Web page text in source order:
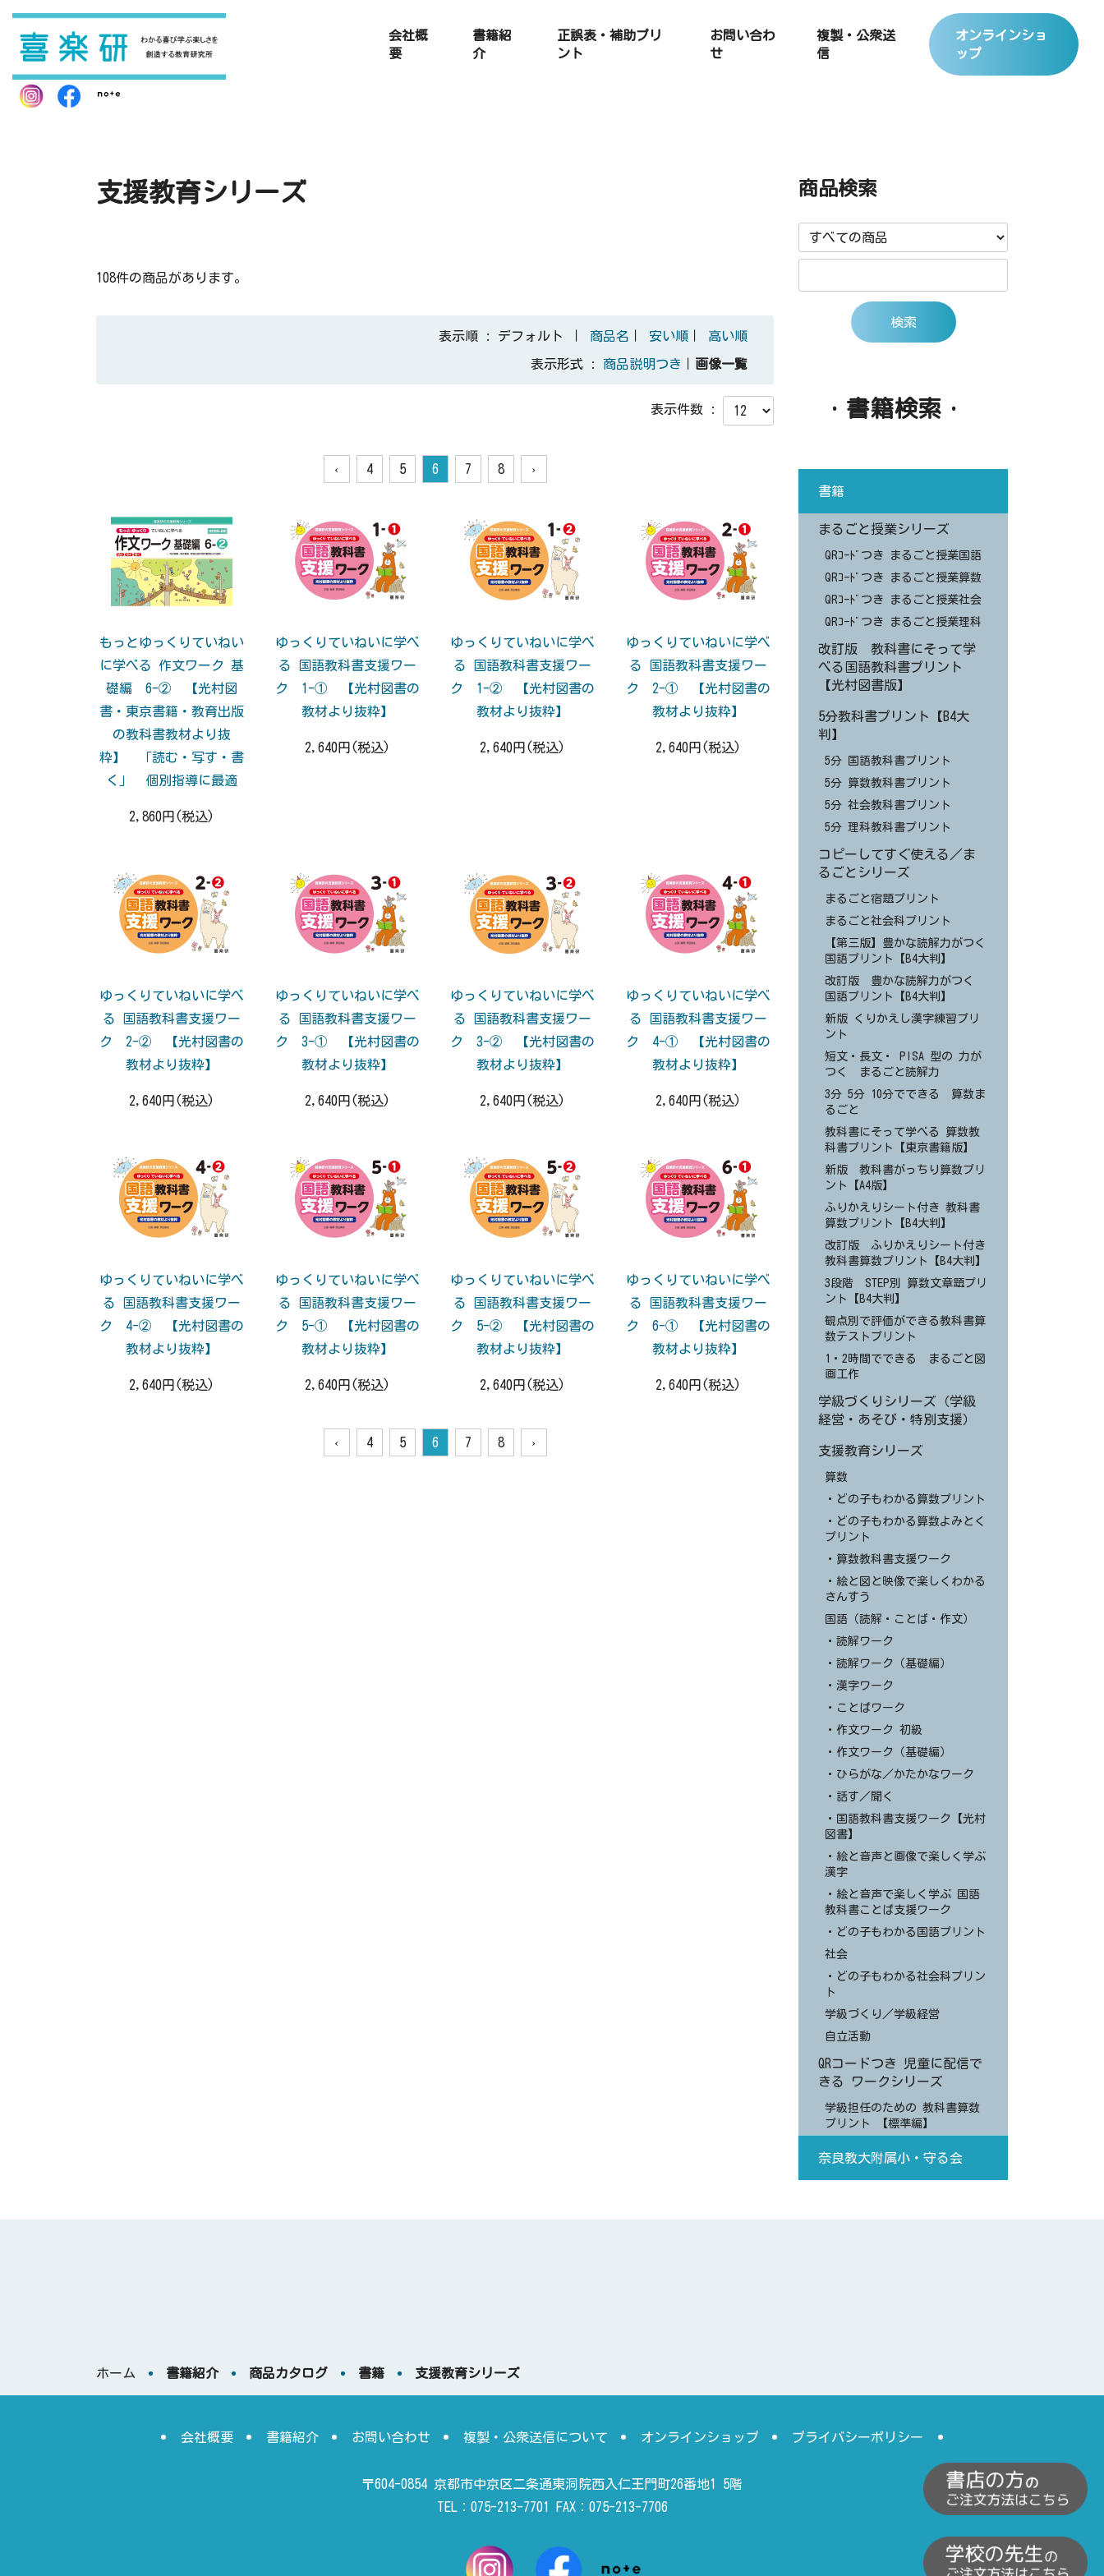
会社概
要
書籍紹
介
正誤表・補助プリ
ント
お問い合わ
せ
複製・公衆送
信
オンラインショ
ップ
支援教育シリーズ
108件の商品があります。
表示順 : デフォルト ｜ 商品名 安い順 高い順
表示形式 : 商品説明つき 画像一覧
表示件数 :
‹ 4 5 6 7 8 ›
もっとゆっくりていねい
に学べる 作文ワーク 基
礎編 6-② 【光村図
書・東京書籍・教育出版
の教科書教材より抜
粋】 「読む・写す・書
く」 個別指導に最適
2,860円(税込)
ゆっくりていねいに学べ
る 国語教科書支援ワー
ク 1-① 【光村図書の
教材より抜粋】
2,640円(税込)
ゆっくりていねいに学べ
る 国語教科書支援ワー
ク 1-② 【光村図書の
教材より抜粋】
2,640円(税込)
ゆっくりていねいに学べ
る 国語教科書支援ワー
ク 2-① 【光村図書の
教材より抜粋】
2,640円(税込)
ゆっくりていねいに学べ
る 国語教科書支援ワー
ク 2-② 【光村図書の
教材より抜粋】
2,640円(税込)
ゆっくりていねいに学べ
る 国語教科書支援ワー
ク 3-① 【光村図書の
教材より抜粋】
2,640円(税込)
ゆっくりていねいに学べ
る 国語教科書支援ワー
ク 3-② 【光村図書の
教材より抜粋】
2,640円(税込)
ゆっくりていねいに学べ
る 国語教科書支援ワー
ク 4-① 【光村図書の
教材より抜粋】
2,640円(税込)
ゆっくりていねいに学べ
る 国語教科書支援ワー
ク 4-② 【光村図書の
教材より抜粋】
2,640円(税込)
ゆっくりていねいに学べ
る 国語教科書支援ワー
ク 5-① 【光村図書の
教材より抜粋】
2,640円(税込)
ゆっくりていねいに学べ
る 国語教科書支援ワー
ク 5-② 【光村図書の
教材より抜粋】
2,640円(税込)
ゆっくりていねいに学べ
る 国語教科書支援ワー
ク 6-① 【光村図書の
教材より抜粋】
2,640円(税込)
‹ 4 5 6 7 8 ›
商品検索
・書籍検索・
書籍
まるごと授業シリーズ
QRｺｰﾄﾞつき まるごと授業国語
QRｺｰﾄﾞつき まるごと授業算数
QRｺｰﾄﾞつき まるごと授業社会
QRｺｰﾄﾞつき まるごと授業理科
改訂版 教科書にそって学
べる国語教科書プリント
【光村図書版】
5分教科書プリント【B4大
判】
5分 国語教科書プリント
5分 算数教科書プリント
5分 社会教科書プリント
5分 理科教科書プリント
コピーしてすぐ使える／ま
るごとシリーズ
まるごと宿題プリント
まるごと社会科プリント
【第三版】豊かな読解力がつく
国語プリント【B4大判】
改訂版 豊かな読解力がつく
国語プリント【B4大判】
新版 くりかえし漢字練習プリ
ント
短文・長文・ PISA 型の 力が
つく まるごと読解力
3分 5分 10分でできる 算数ま
るごと
教科書にそって学べる 算数教
科書プリント【東京書籍版】
新版 教科書がっちり算数プリ
ント【A4版】
ふりかえりシート付き 教科書
算数プリント【B4大判】
改訂版 ふりかえりシート付き
教科書算数プリント【B4大判】
3段階 STEP別 算数文章題プリ
ント【B4大判】
観点別で評価ができる教科書算
数テストプリント
1・2時間でできる まるごと図
画工作
学級づくりシリーズ（学級
経営・あそび・特別支援）
支援教育シリーズ
算数
・どの子もわかる算数プリント
・どの子もわかる算数よみとく
プリント
・算数教科書支援ワーク
・絵と図と映像で楽しくわかる
さんすう
国語（読解・ことば・作文）
・読解ワーク
・読解ワーク（基礎編）
・漢字ワーク
・ことばワーク
・作文ワーク 初級
・作文ワーク（基礎編）
・ひらがな／かたかなワーク
・話す／聞く
・国語教科書支援ワーク【光村
図書】
・絵と音声と画像で楽しく学ぶ
漢字
・絵と音声で楽しく学ぶ 国語
教科書ことば支援ワーク
・どの子もわかる国語プリント
社会
・どの子もわかる社会科プリン
ト
学級づくり／学級経営
自立活動
QRコードつき 児童に配信で
きる ワークシリーズ
学級担任のための 教科書算数
プリント 【標準編】
奈良教大附属小・守る会
ホーム 書籍紹介 商品カタログ 書籍 支援教育シリーズ
会社概要 書籍紹介 お問い合わせ 複製・公衆送信について オンラインショップ プライバシーポリシー
〒604-0854 京都市中京区二条通東洞院西入仁王門町26番地1 5階
TEL：075-213-7701 FAX：075-213-7706